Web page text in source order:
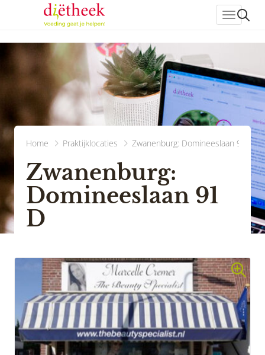
Home Praktijklocaties Zwanenburg: Domineeslaan 91 D
Zwanenburg:
Domineeslaan 91
D